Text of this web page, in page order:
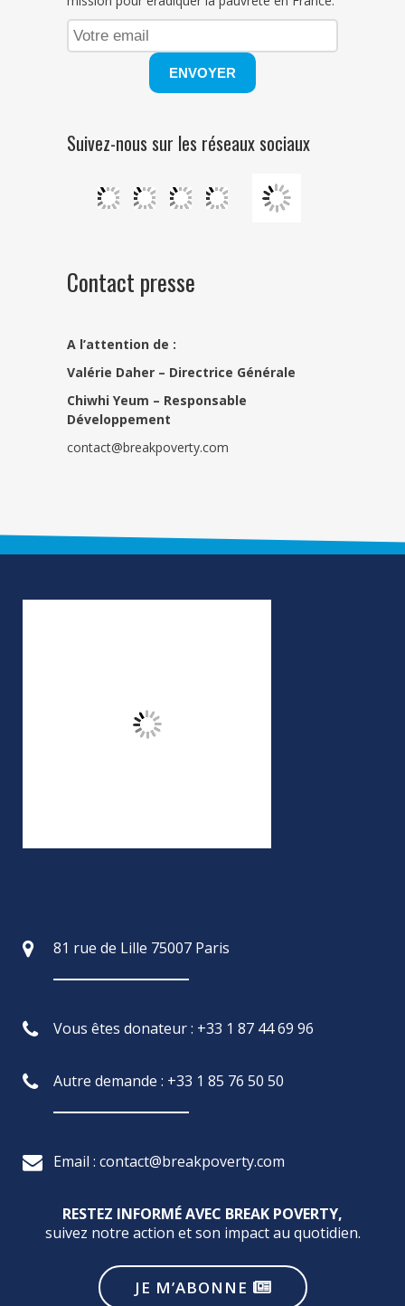
Suivez-nous sur les réseaux sociaux
Contact presse
A l’attention de :
Valérie Daher – Directrice Générale
Chiwhi Yeum – Responsable
Développement
contact@breakpoverty.com
81 rue de Lille 75007 Paris
Vous êtes donateur : +33 1 87 44 69 96
Autre demande : +33 1 85 76 50 50
Email : contact@breakpoverty.com
RESTEZ INFORMÉ AVEC BREAK POVERTY,
suivez notre action et son impact au quotidien.
JE M’ABONNE